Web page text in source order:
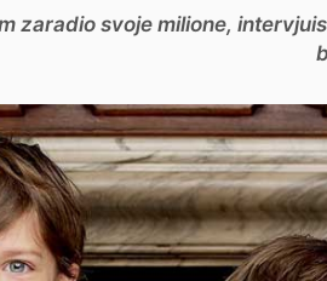
zaradio svoje milione,